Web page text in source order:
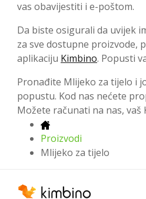
vas obavijestiti i e-poštom.
Da biste osigurali da uvijek
za sve dostupne proizvode,
aplikaciju Kimbino. Popusti
Pronađite Mlijeko za tijelo i
popustu. Kod nas nećete
Možete računati na nas, vaš
Proizvodi
Mlijeko za tijelo